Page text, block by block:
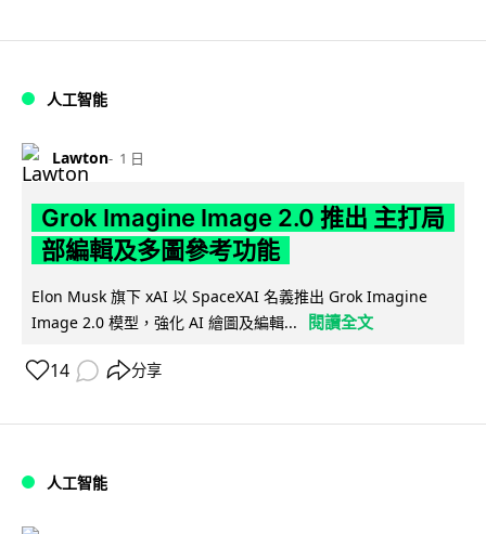
人工智能
Lawton 1 日
Grok Imagine Image 2.0 推出 主打局
部編輯及多圖參考功能
Elon Musk 旗下 xAI 以 SpaceXAI 名義推出 Grok Imagine
Image 2.0 模型，強化 AI 繪圖及編輯...
閱讀全文
14 分享
人工智能